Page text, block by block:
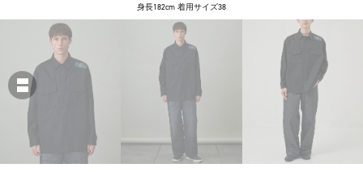
身長182cm 着用サイズ38